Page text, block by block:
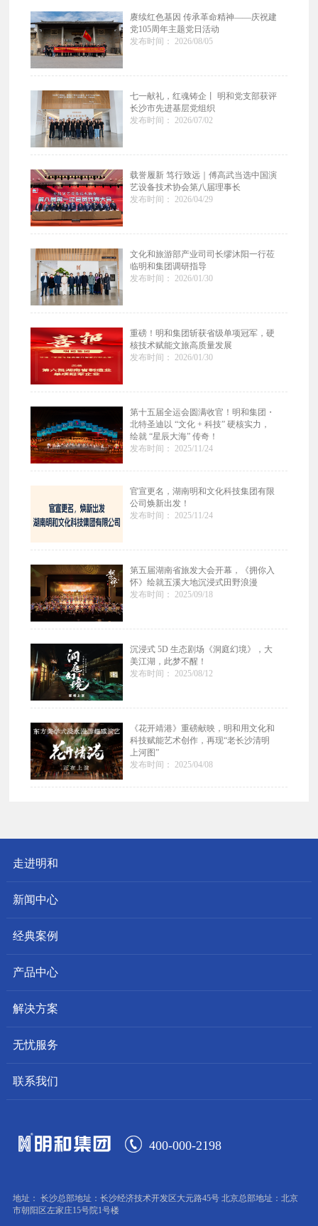
赓续红色基因 传承革命精神——庆祝建
党105周年主题党日活动
发布时间： 2026/08/05
七一献礼，红魂铸企丨 明和党支部获评
长沙市先进基层党组织
发布时间： 2026/07/02
载誉履新 笃行致远｜傅高武当选中国演
艺设备技术协会第八届理事长
发布时间： 2026/04/29
文化和旅游部产业司司长缪沐阳一行莅
临明和集团调研指导
发布时间： 2026/01/30
重磅！明和集团斩获省级单项冠军，硬
核技术赋能文旅高质量发展
发布时间： 2026/01/30
第十五届全运会圆满收官！明和集团・
北特圣迪以 “文化 + 科技” 硬核实力，
绘就 “星辰大海” 传奇！
发布时间： 2025/11/24
官宣更名，湖南明和文化科技集团有限
公司焕新出发！
发布时间： 2025/11/24
第五届湖南省旅发大会开幕，《拥你入
怀》绘就五溪大地沉浸式田野浪漫
发布时间： 2025/09/18
沉浸式 5D 生态剧场《洞庭幻境》，大
美江湖，此梦不醒！
发布时间： 2025/08/12
《花开靖港》重磅献映，明和用文化和
科技赋能艺术创作，再现“老长沙清明
上河图”
发布时间： 2025/04/08
走进明和
新闻中心
经典案例
产品中心
解决方案
无忧服务
联系我们
400-000-2198
地址： 长沙总部地址：长沙经济技术开发区大元路45号 北京总部地址：北京
市朝阳区左家庄15号院1号楼